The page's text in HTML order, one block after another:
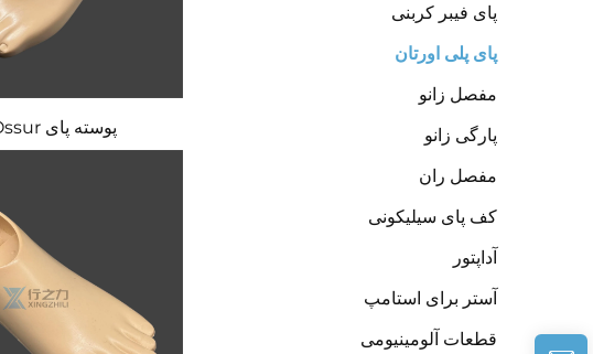
پای فیبر کربنی
پای پلی اورتان
مفصل زانو
پارگی زانو
مفصل ران
کف پای سیلیکونی
آداپتور
آستر برای استامپ
قطعات آلومینیومی
پوسته پای 1FO Ossur